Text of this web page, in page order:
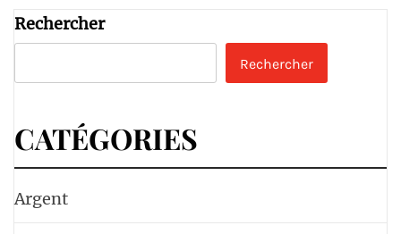
Rechercher
Rechercher
CATÉGORIES
Argent